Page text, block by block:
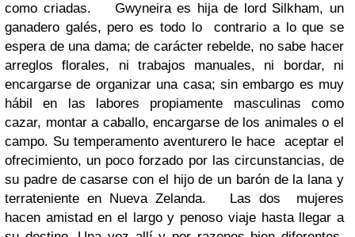
como criadas.
Gwyneira es hija de lord Silkham, un
ganadero galés, pero es todo lo contrario a lo que se
espera de una dama; de carácter rebelde, no sabe hacer
arreglos florales, ni trabajos manuales, ni bordar, ni
encargarse de organizar una casa; sin embargo es muy
hábil en las labores propiamente masculinas como
cazar, montar a caballo, encargarse de los animales o el
campo. Su temperamento aventurero le hace aceptar el
ofrecimiento, un poco forzado por las circunstancias, de
su padre de casarse con el hijo de un barón de la lana y
terrateniente en Nueva Zelanda. Las dos mujeres
hacen amistad en el largo y penoso viaje hasta llegar a